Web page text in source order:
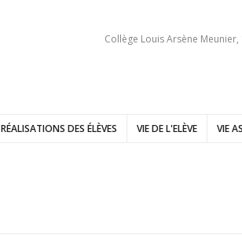
Collège Louis Arsène
RÉALISATIONS DES ÉLÈVES VIE DE L'ELÈVE VIE